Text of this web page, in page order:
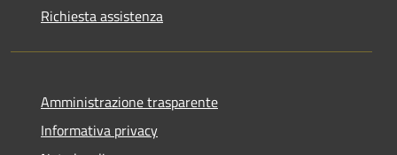
Richiesta assistenza
Amministrazione trasparente
Informativa privacy